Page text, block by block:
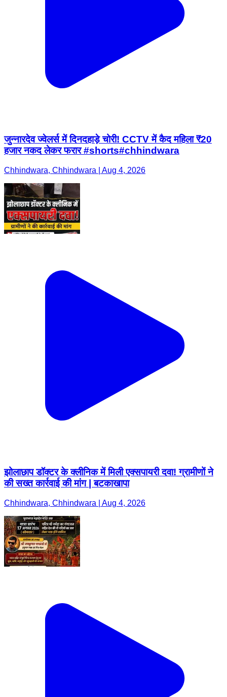
जुन्नारदेव ज्वेलर्स में दिनदहाड़े चोरी! CCTV में कैद महिला ₹20
हजार नकद लेकर फरार #shorts#chhindwara
Chhindwara, Chhindwara | Aug 4, 2026
झोलाछाप डॉक्टर के क्लीनिक में मिली एक्सपायरी दवा! ग्रामीणों ने
की सख्त कार्रवाई की मांग | बटकाखापा
Chhindwara, Chhindwara | Aug 4, 2026